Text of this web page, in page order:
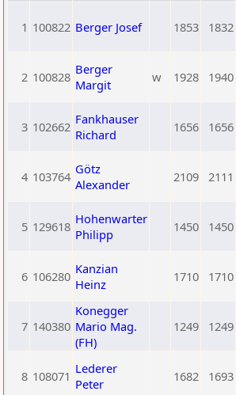
1 100822 Berger Josef 1853 1832
2 100828 Berger
Margit
w 1928 1940
3 102662 Fankhauser
Richard
1656 1656
4 103764 Götz
Alexander
2109 2111
5 129618 Hohenwarter
Philipp
1450 1450
6 106280 Kanzian
Heinz
1710 1710
7 140380
Konegger
Mario Mag.
(FH)
1249 1249
8 108071 Lederer
Peter
1682 1693